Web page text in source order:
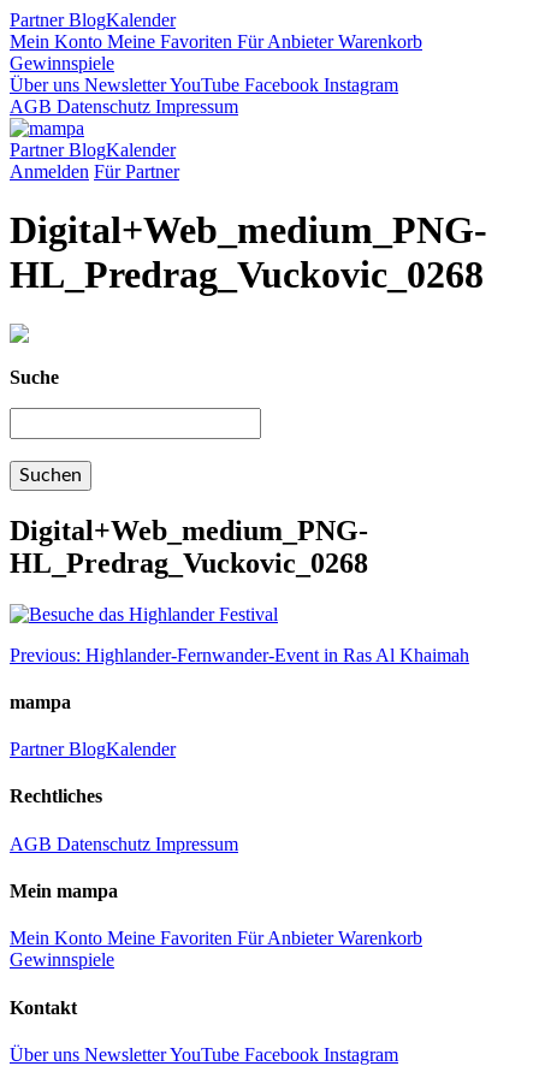
PartnerBlogKalender
Mein Konto Meine Favoriten Für AnbieterWarenkorb
Gewinnspiele
Über uns NewsletterYouTube Facebook Instagram
AGB Datenschutz Impressum
PartnerBlogKalender
Anmelden Für Partner
Digital+Web_medium_PNG-
HL_Predrag_Vuckovic_0268
Suche
Digital+Web_medium_PNG-
HL_Predrag_Vuckovic_0268
Beitragsnavigation
Previous: Highlander-Fernwander-Event in Ras Al Khaimah
mampa
PartnerBlogKalender
Rechtliches
AGB Datenschutz Impressum
Mein mampa
Mein Konto Meine Favoriten Für AnbieterWarenkorb
Gewinnspiele
Kontakt
Über uns NewsletterYouTube Facebook Instagram